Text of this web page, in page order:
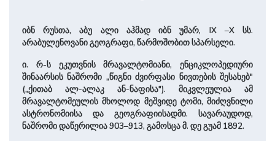
იბნ რუსთა, აბუ ალი აჰმად იბნ უმარ, IX –X სს.
არაბულენოვანი გეოგრაფი, წარმოშობით სპარსელი.
ი. რ-ს ეკუთვნის მრავალტომიანი, ენციკლოპედიური
შინაარსის ნაშრომი „წიგნი ძვირფასი ნივთების შესახებ"
(„ქითაბ ალ-ალაკ ან-ნაფისა"). მიკვლეულია ამ
მრავალტომეულის მხოლოდ მეშვიდე ტომი, მიძღვნილი
ასტრონომიისა და გეოგრაფიისადმი. სავარაუდოდ,
ნაშრომი დაწერილია 903–913, გამოსცა მ. დე გუამ 1892.